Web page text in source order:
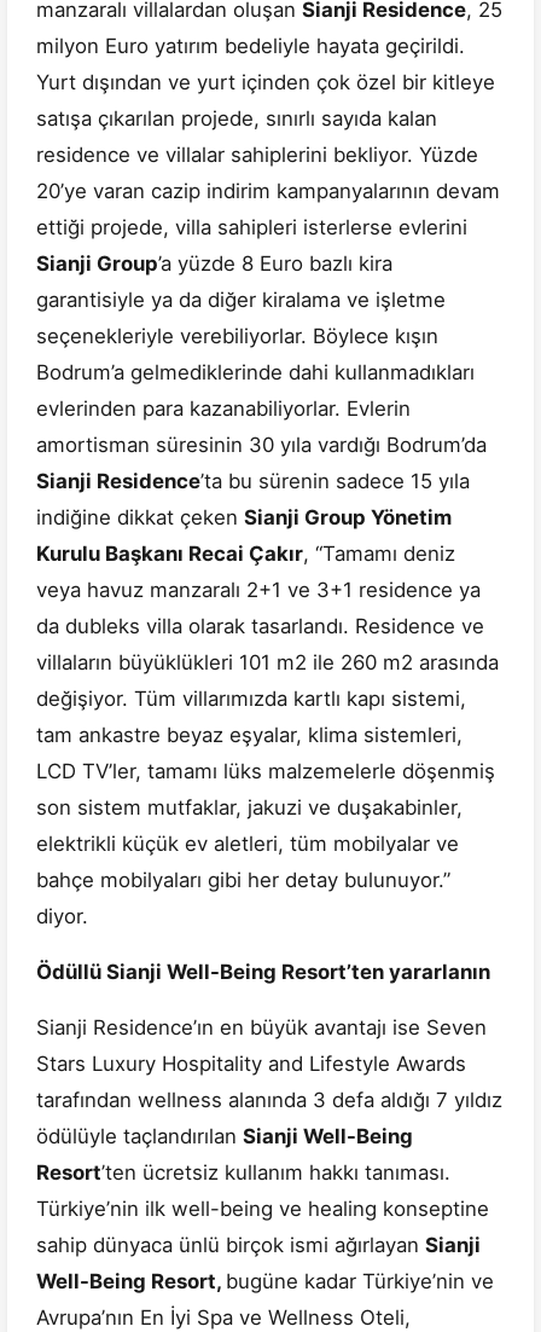
manzaralı villalardan oluşan Sianji Residence, 25
milyon Euro yatırım bedeliyle hayata geçirildi.
Yurt dışından ve yurt içinden çok özel bir kitleye
satışa çıkarılan projede, sınırlı sayıda kalan
residence ve villalar sahiplerini bekliyor. Yüzde
20’ye varan cazip indirim kampanyalarının devam
ettiği projede, villa sahipleri isterlerse evlerini
Sianji Group’a yüzde 8 Euro bazlı kira
garantisiyle ya da diğer kiralama ve işletme
seçenekleriyle verebiliyorlar. Böylece kışın
Bodrum’a gelmediklerinde dahi kullanmadıkları
evlerinden para kazanabiliyorlar. Evlerin
amortisman süresinin 30 yıla vardığı Bodrum’da
Sianji Residence’ta bu sürenin sadece 15 yıla
indiğine dikkat çeken Sianji Group Yönetim
Kurulu Başkanı Recai Çakır, “Tamamı deniz
veya havuz manzaralı 2+1 ve 3+1 residence ya
da dubleks villa olarak tasarlandı. Residence ve
villaların büyüklükleri 101 m2 ile 260 m2 arasında
değişiyor. Tüm villarımızda kartlı kapı sistemi,
tam ankastre beyaz eşyalar, klima sistemleri,
LCD TV’ler, tamamı lüks malzemelerle döşenmiş
son sistem mutfaklar, jakuzi ve duşakabinler,
elektrikli küçük ev aletleri, tüm mobilyalar ve
bahçe mobilyaları gibi her detay bulunuyor.”
diyor.
Ödüllü Sianji Well-Being Resort’ten yararlanın
Sianji Residence’ın en büyük avantajı ise Seven
Stars Luxury Hospitality and Lifestyle Awards
tarafından wellness alanında 3 defa aldığı 7 yıldız
ödülüyle taçlandırılan Sianji Well-Being
Resort’ten ücretsiz kullanım hakkı tanıması.
Türkiye’nin ilk well-being ve healing konseptine
sahip dünyaca ünlü birçok ismi ağırlayan Sianji
Well-Being Resort, bugüne kadar Türkiye’nin ve
Avrupa’nın En İyi Spa ve Wellness Oteli,